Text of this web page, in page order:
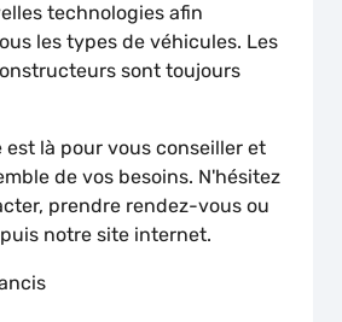
technologies afin
les types de véhicules. Les
sont toujours
est là pour vous conseiller et
de vos besoins. N'hésitez
prendre rendez-vous ou
notre site internet.